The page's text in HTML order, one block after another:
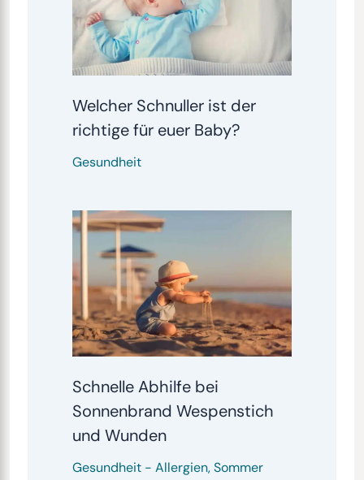
Welcher Schnuller ist der
richtige für euer Baby?
Gesundheit
Schnelle Abhilfe bei
Sonnenbrand Wespenstich
und Wunden
Gesundheit- Allergien,Sommer